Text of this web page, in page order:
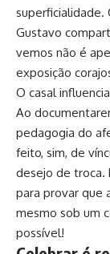
superficialidade.
Gustavo
vemos não é
exposição
O casal
Ao
pedagogia do
feito, sim, de
desejo de troca.
para provar que
mesmo sob um
possível!